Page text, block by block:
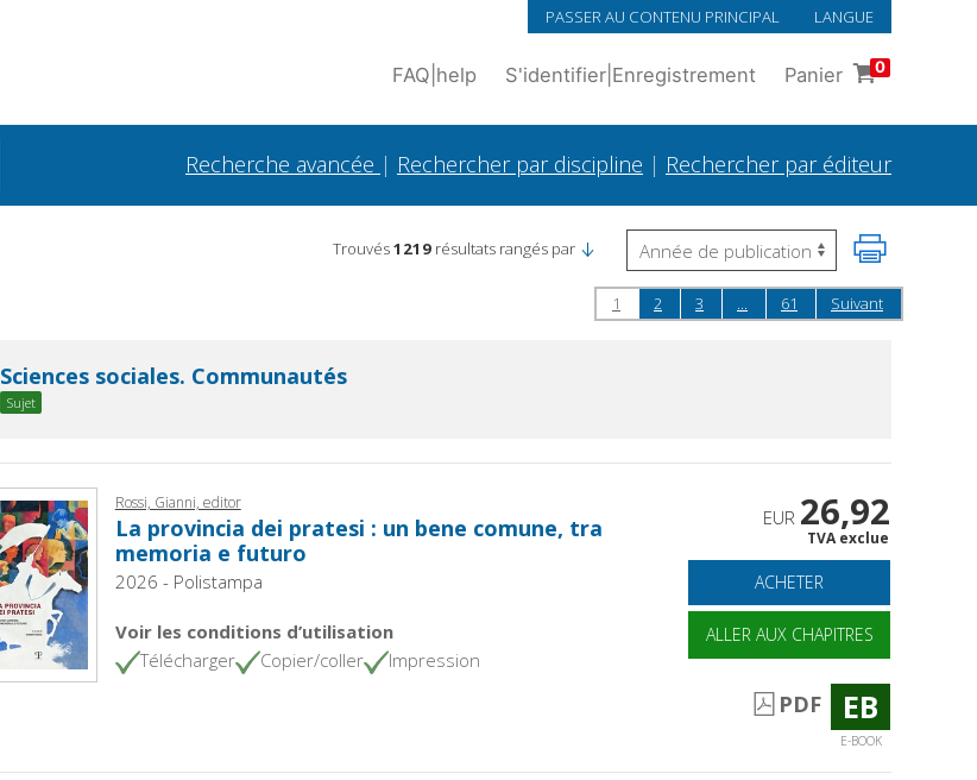
PASSER AU CONTENU PRINCIPAL LANGUE
FAQ help S'identifier Enregistrement Panier 0
Recherche avancée | Rechercher par discipline | Rechercher par éditeur
Trouvés1219 résultats rangés par
1 2 3 ... 61 Suivant
Sciences sociales. Communautés
Sujet
Rossi, Gianni, editor
La provincia dei pratesi : un bene comune, tra
memoria e futuro
2026 - Polistampa
Voir les conditions d’utilisation
Télécharger
Copier/coller Impression
EUR 26,92
TVA exclue
ACHETER
ALLER AUX CHAPITRES
PDF EB
E-BOOK